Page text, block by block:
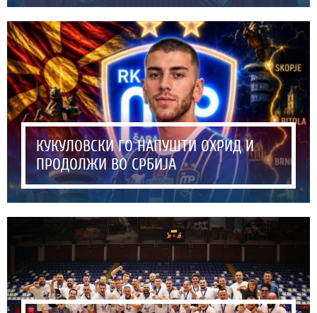
КУКУЛОВСКИ ГО НАПУШТИ ОХРИД И
ПРОДОЛЖИ ВО СРБИЈА